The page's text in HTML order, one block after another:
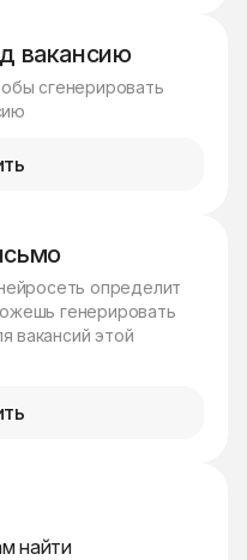
вакансию
сгенерировать
определит
генерировать
вакансий этой
найти